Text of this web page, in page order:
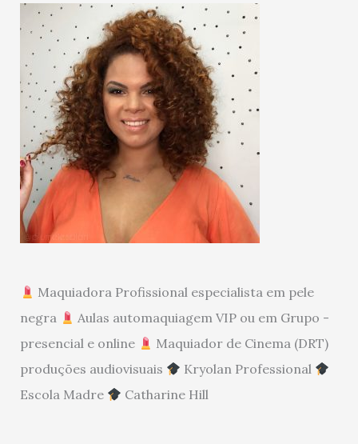
Maquiadora Profissional especialista em pele
negra
Aulas automaquiagem VIP ou em Grupo -
presencial e online
Maquiador de Cinema (DRT)
produções audiovisuais
Kryolan Professional
Escola Madre
Catharine Hill